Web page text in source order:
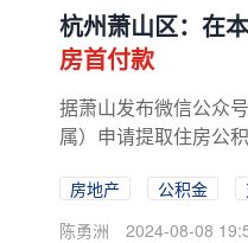
杭州萧山区：在
房首付款
据萧山发布微信公众
属）申请提取住房公
房地产 公积金
陈勇洲
2024-08-08